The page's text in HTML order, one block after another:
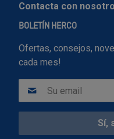
Contacta con
BOLETÍN HERCO
Ofertas, consejos,
cada mes!